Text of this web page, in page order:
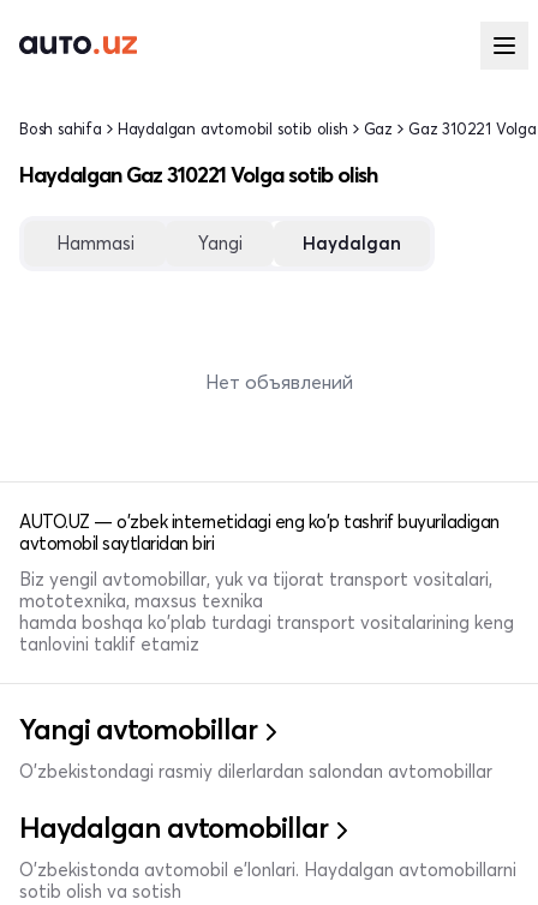
Bosh sahifa Haydalgan avtomobil sotib olish Gaz Gaz 310221 Volga
Haydalgan Gaz 310221 Volga sotib olish
Hammasi Yangi Haydalgan
Нет объявлений
AUTO.UZ — o'zbek internetidagi eng ko'p tashrif buyuriladigan
avtomobil saytlaridan biri
Biz yengil avtomobillar, yuk va tijorat transport vositalari,
mototexnika, maxsus texnika
hamda boshqa ko'plab turdagi transport vositalarining keng
tanlovini taklif etamiz
Yangi avtomobillar
O'zbekistondagi rasmiy dilerlardan salondan avtomobillar
Haydalgan avtomobillar
O'zbekistonda avtomobil e’lonlari. Haydalgan avtomobillarni
sotib olish va sotish